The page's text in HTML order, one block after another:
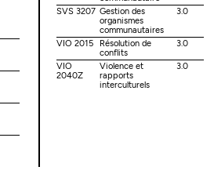
SVS 3207 Gestion des
organismes
communautaires
3.0
VIO 2015
Résolution de
conflits
3.0
VIO
2040Z
Violence et
rapports
interculturels
3.0